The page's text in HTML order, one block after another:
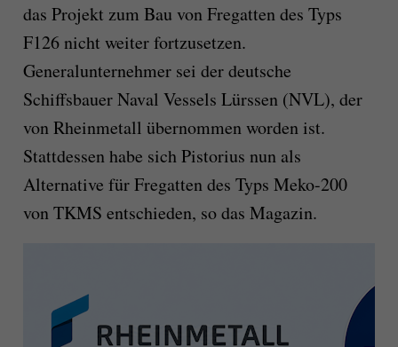
das Projekt zum Bau von Fregatten des Typs
F126 nicht weiter fortzusetzen.
Generalunternehmer sei der deutsche
Schiffsbauer Naval Vessels Lürssen (NVL), der
von Rheinmetall übernommen worden ist.
Stattdessen habe sich Pistorius nun als
Alternative für Fregatten des Typs Meko-200
von TKMS entschieden, so das Magazin.